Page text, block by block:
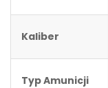
Kaliber
Typ Amunicji